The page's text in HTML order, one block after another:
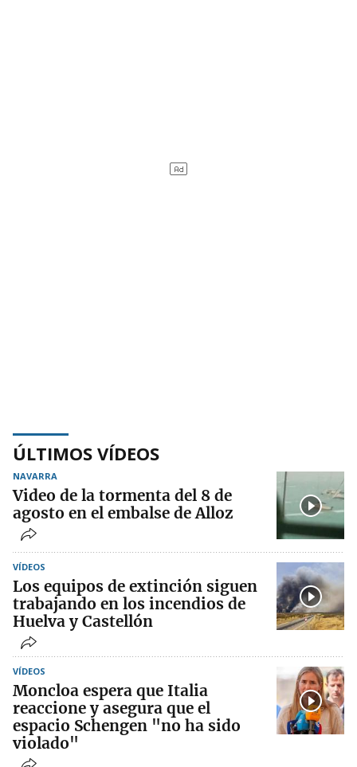
ÚLTIMOS VÍDEOS
NAVARRA
Video de la tormenta del 8 de
agosto en el embalse de Alloz
VÍDEOS
Los equipos de extinción siguen
trabajando en los incendios de
Huelva y Castellón
VÍDEOS
Moncloa espera que Italia
reaccione y asegura que el
espacio Schengen "no ha sido
violado"